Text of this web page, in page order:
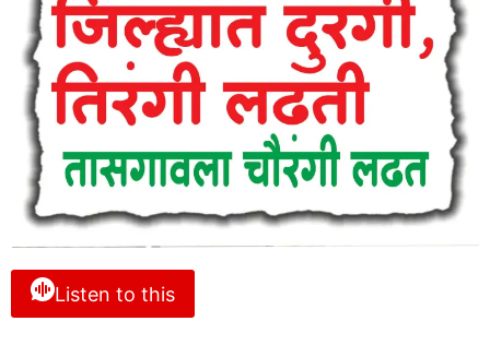
Listen to this